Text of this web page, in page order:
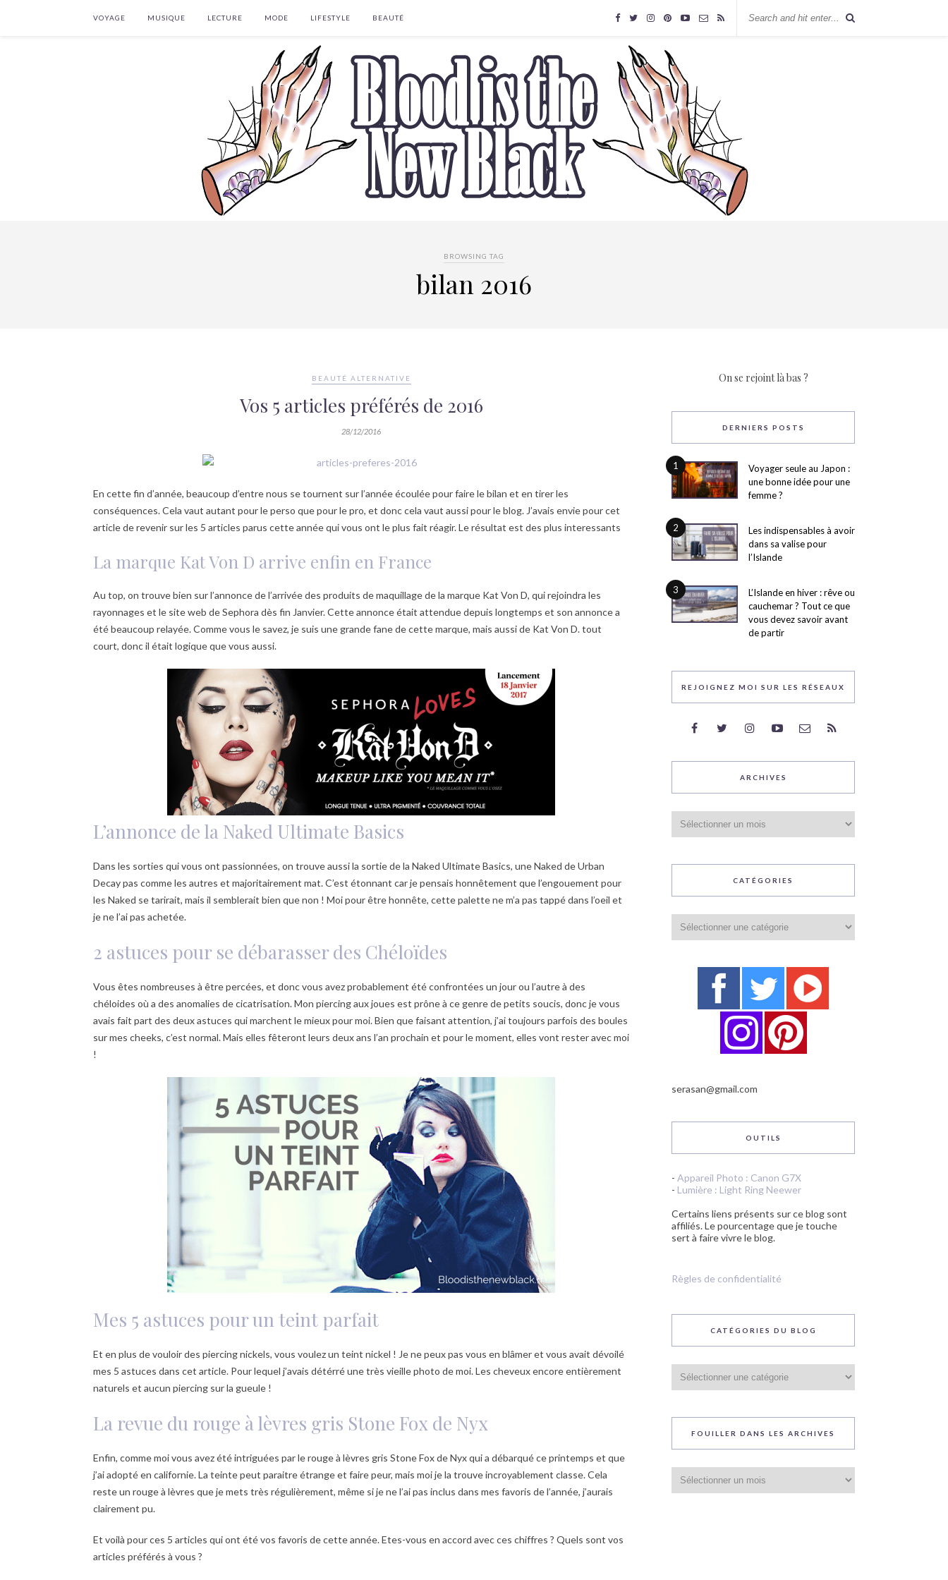
VOYAGE MUSIQUE LECTURE MODE LIFESTYLE BEAUTÉ
BROWSING TAG
bilan 2016
BEAUTÉ ALTERNATIVE
Vos 5 articles préférés de 2016
28/12/2016
En cette fin d’année, beaucoup d’entre nous se tournent sur l’année écoulée pour faire le bilan et en tirer les
conséquences. Cela vaut autant pour le perso que pour le pro, et donc cela vaut aussi pour le blog. J’avais envie pour cet
article de revenir sur les 5 articles parus cette année qui vous ont le plus fait réagir. Le résultat est des plus interessants
La marque Kat Von D arrive enfin en France
Au top, on trouve bien sur l’annonce de l’arrivée des produits de maquillage de la marque Kat Von D, qui rejoindra les
rayonnages et le site web de Sephora dès fin Janvier. Cette annonce était attendue depuis longtemps et son annonce a
été beaucoup relayée. Comme vous le savez, je suis une grande fane de cette marque, mais aussi de Kat Von D. tout
court, donc il était logique que vous aussi.
L’annonce de la Naked Ultimate Basics
Dans les sorties qui vous ont passionnées, on trouve aussi la sortie de la Naked Ultimate Basics, une Naked de Urban
Decay pas comme les autres et majoritairement mat. C’est étonnant car je pensais honnêtement que l’engouement pour
les Naked se tarirait, mais il semblerait bien que non ! Moi pour être honnête, cette palette ne m’a pas tappé dans l’oeil et
je ne l’ai pas achetée.
2 astuces pour se débarasser des Chéloïdes
Vous êtes nombreuses à être percées, et donc vous avez probablement été confrontées un jour ou l’autre à des
chéloides où a des anomalies de cicatrisation. Mon piercing aux joues est prône à ce genre de petits soucis, donc je vous
avais fait part des deux astuces qui marchent le mieux pour moi. Bien que faisant attention, j’ai toujours parfois des boules
sur mes cheeks, c’est normal. Mais elles fêteront leurs deux ans l’an prochain et pour le moment, elles vont rester avec moi
!
Mes 5 astuces pour un teint parfait
Et en plus de vouloir des piercing nickels, vous voulez un teint nickel ! Je ne peux pas vous en blâmer et vous avait dévoilé
mes 5 astuces dans cet article. Pour lequel j’avais détérré une très vieille photo de moi. Les cheveux encore entièrement
naturels et aucun piercing sur la gueule !
La revue du rouge à lèvres gris Stone Fox de Nyx
Enfin, comme moi vous avez été intriguées par le rouge à lèvres gris Stone Fox de Nyx qui a débarqué ce printemps et que
j’ai adopté en californie. La teinte peut paraitre étrange et faire peur, mais moi je la trouve incroyablement classe. Cela
reste un rouge à lèvres que je mets très régulièrement, même si je ne l’ai pas inclus dans mes favoris de l’année, j’aurais
clairement pu.
Et voilà pour ces 5 articles qui ont été vos favoris de cette année. Etes-vous en accord avec ces chiffres ? Quels sont vos
articles préférés à vous ?
On se rejoint là bas ?
DERNIERS POSTS
1
Voyager seule au Japon :
une bonne idée pour une
femme ?
2
Les indispensables à avoir
dans sa valise pour
l’Islande
3
L’Islande en hiver : rêve ou
cauchemar ? Tout ce que
vous devez savoir avant
de partir
REJOIGNEZ MOI SUR LES RÉSEAUX
ARCHIVES
CATÉGORIES
serasan@gmail.com
OUTILS
- Appareil Photo : Canon G7X
- Lumière : Light Ring Neewer
Certains liens présents sur ce blog sont
affiliés. Le pourcentage que je touche
sert à faire vivre le blog.
Règles de confidentialité
CATÉGORIES DU BLOG
du
blog
FOUILLER DANS LES ARCHIVES
dans
les